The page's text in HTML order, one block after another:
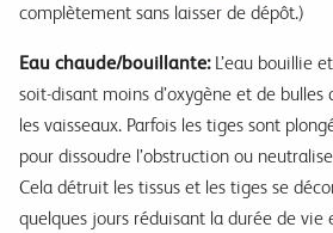
complètement sans laisser de dépôt.)
Eau chaude/bouillante: L’eau bouillie
soit-disant moins d’oxygène et de bulles
les vaisseaux. Parfois les tiges sont
pour dissoudre l’obstruction ou
Cela détruit les tissus et les tiges se
quelques jours réduisant la durée de vie